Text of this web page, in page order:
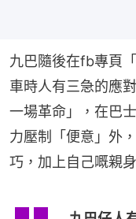
九巴隨後在fb專頁
車時人有三急的應
一場革命」，在巴
力壓制「便意」外
巧，加上自己嘅親